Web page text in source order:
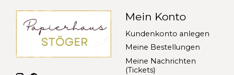
Mein Konto
Kundenkonto anlegen
Meine Bestellungen
Meine Nachrichten
(Tickets)